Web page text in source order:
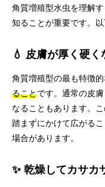
角質増殖型水虫を理解
知ることが重要です。
💧 皮膚が厚く硬く
角質増殖型の最も特徴的
ることです。通常の皮
なることもあります。
踏まずにかけて広がる
場合があります。
✨ 乾燥してカサカ